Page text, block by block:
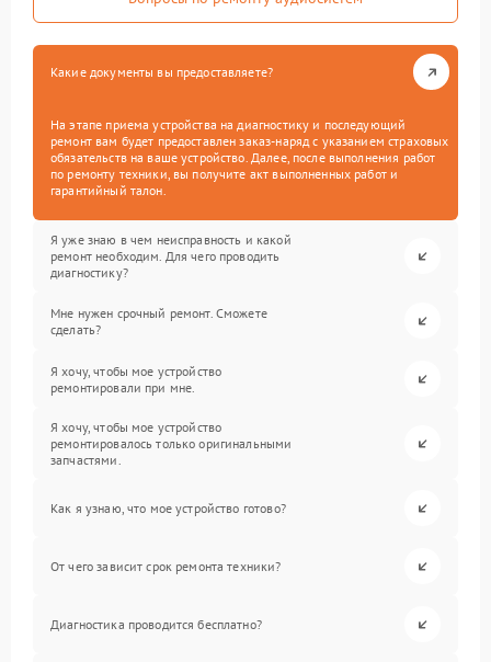
Какие документы вы предоставляете?
На этапе приема устройства на диагностику и последующий
ремонт вам будет предоставлен заказ-наряд с указанием страховых
обязательств на ваше устройство. Далее, после выполнения работ
по ремонту техники, вы получите акт выполненных работ и
гарантийный талон.
Я уже знаю в чем неисправность и какой
ремонт необходим. Для чего проводить
диагностику?
Мне нужен срочный ремонт. Сможете
сделать?
Я хочу, чтобы мое устройство
ремонтировали при мне.
Я хочу, чтобы мое устройство
ремонтировалось только оригинальными
запчастями.
Как я узнаю, что мое устройство готово?
От чего зависит срок ремонта техники?
Диагностика проводится бесплатно?